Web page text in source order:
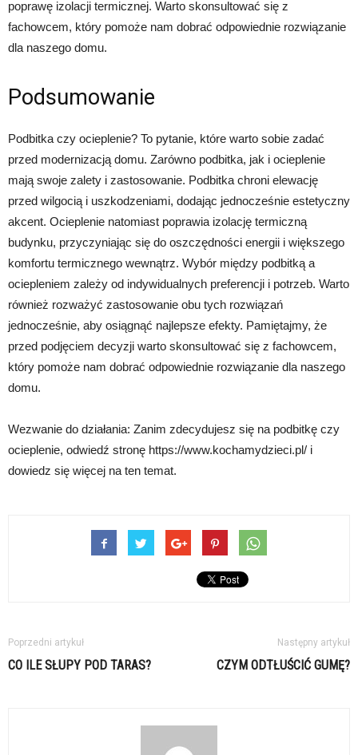
poprawę izolacji termicznej. Warto skonsultować się z
fachowcem, który pomoże nam dobrać odpowiednie rozwiązanie
dla naszego domu.
Podsumowanie
Podbitka czy ocieplenie? To pytanie, które warto sobie zadać
przed modernizacją domu. Zarówno podbitka, jak i ocieplenie
mają swoje zalety i zastosowanie. Podbitka chroni elewację
przed wilgocią i uszkodzeniami, dodając jednocześnie estetyczny
akcent. Ocieplenie natomiast poprawia izolację termiczną
budynku, przyczyniając się do oszczędności energii i większego
komfortu termicznego wewnątrz. Wybór między podbitką a
ociepleniem zależy od indywidualnych preferencji i potrzeb. Warto
również rozważyć zastosowanie obu tych rozwiązań
jednocześnie, aby osiągnąć najlepsze efekty. Pamiętajmy, że
przed podjęciem decyzji warto skonsultować się z fachowcem,
który pomoże nam dobrać odpowiednie rozwiązanie dla naszego
domu.
Wezwanie do działania: Zanim zdecydujesz się na podbitkę czy
ocieplenie, odwiedź stronę https://www.kochamydzieci.pl/ i
dowiedz się więcej na ten temat.
Poprzedni artykuł
CO ILE SŁUPY POD TARAS?
Następny artykuł
CZYM ODTŁUŚCIĆ GUMĘ?